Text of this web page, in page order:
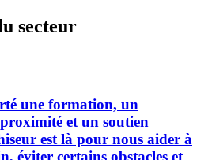
secteur
une formation, un
et un soutien
est là pour nous aider à